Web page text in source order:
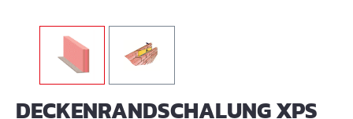
DECKENRANDSCHALUNG XPS